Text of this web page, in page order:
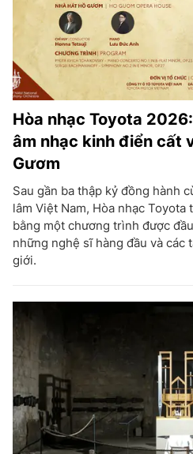
Hòa nhạc Toyota
âm nhạc kinh điển cất
Gươm
Sau gần ba thập kỷ đồng hành
lâm Việt Nam, Hòa nhạc
bằng một chương trình được
những nghệ sĩ hàng đầu và các
giới.